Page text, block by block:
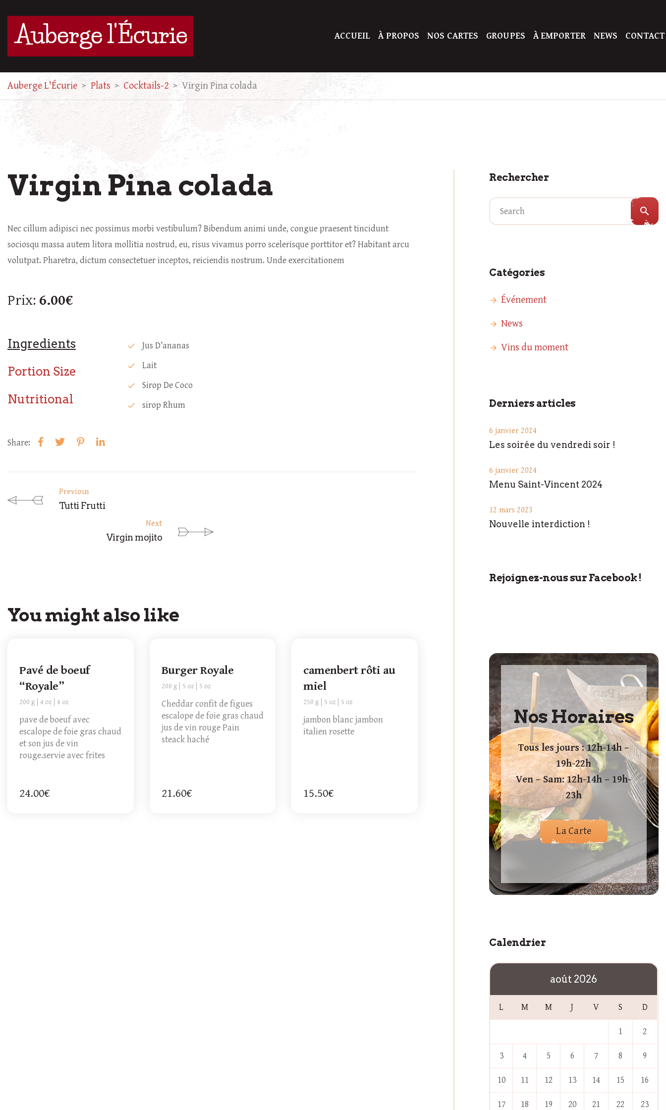
ACCUEIL À PROPOS NOS CARTES GROUPES À EMPORTER NEWS CONTACT
Auberge L'Écurie > Plats > Cocktails-2 > Virgin Pina colada
Virgin Pina colada
Nec cillum adipisci nec possimus morbi vestibulum? Bibendum animi unde, congue praesent tincidunt
sociosqu massa autem litora mollitia nostrud, eu, risus vivamus porro scelerisque porttitor et? Habitant arcu
volutpat. Pharetra, dictum consectetuer inceptos, reiciendis nostrum. Unde exercitationem
Prix: 6.00€
Ingredients
Portion Size
Nutritional
check Jus D’ananas
check Lait
check Sirop De Coco
check Sirop Rhum
Share:
Previous
Tutti Frutti
Next
Virgin mojito
You might also like
Pavé de boeuf
“Royale”
200 g 4 oz 4 oz
pave de boeuf avec
escalope de foie gras chaud
et son jus de vin
rouge.servie avec frites
24.00€
Burger Royale
200 g 5 oz 5 oz
Cheddar confit de figues
escalope de foie gras chaud
jus de vin rouge Pain
steack haché
21.60€
camenbert rôti au
miel
250 g 5 oz 5 oz
jambon blanc jambon
italien rosette
15.50€
Rechercher
search
Catégories
Événement
News
Vins du moment
Derniers articles
6 janvier 2024
Les soirée du vendredi soir !
6 janvier 2024
Menu Saint-Vincent 2024
12 mars 2023
Nouvelle interdiction !
Rejoignez-nous sur Facebook !
Nos Horaires
Tous les jours : 12h-14h –
19h-22h
Ven – Sam: 12h-14h – 19h-
23h
La Carte
Calendrier
août 2026
L M M J V S D
1 2
3 4 5 6 7 8 9
10 11 12 13 14 15 16
17 18 19 20 21 22 23